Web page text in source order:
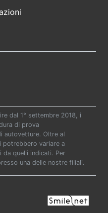
dal 1° settembre 2018, i
di prova
autovetture. Oltre al
potrebbero variare a
da quelli indicati. Per
una delle nostre filiali.